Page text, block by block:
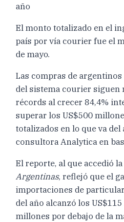
año
El monto totalizado en el
país por vía courier fue el
de mayo.
Las compras de
del sistema courier siguen
récords al crecer 84,4%
superar los US$500
totalizados en lo que va
consultora Analytica en
El reporte, al que accedió la
Argentinas, reflejó que el
importaciones de
del año alcanzó los
millones por debajo de la